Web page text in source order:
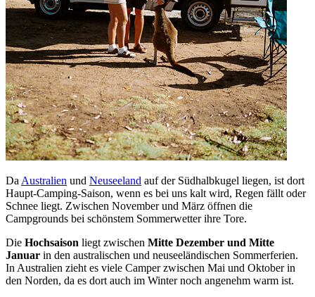
Da Australien und Neuseeland auf der Südhalbkugel liegen, ist dort
Haupt-Camping-Saison, wenn es bei uns kalt wird, Regen fällt oder
Schnee liegt. Zwischen November und März öffnen die
Campgrounds bei schönstem Sommerwetter ihre Tore.
Die Hochsaison liegt zwischen Mitte Dezember und Mitte
Januar in den australischen und neuseeländischen Sommerferien.
In Australien zieht es viele Camper zwischen Mai und Oktober in
den Norden, da es dort auch im Winter noch angenehm warm ist.